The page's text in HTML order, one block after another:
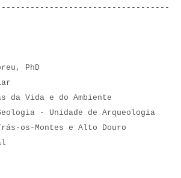
PhD
da Vida e do Ambiente
- Unidade de Arqueologia
os-Montes e Alto Douro